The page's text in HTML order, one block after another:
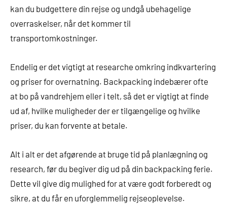
kan du budgettere din rejse og undgå ubehagelige
overraskelser, når det kommer til
transportomkostninger.
Endelig er det vigtigt at researche omkring indkvartering
og priser for overnatning. Backpacking indebærer ofte
at bo på vandrehjem eller i telt, så det er vigtigt at finde
ud af, hvilke muligheder der er tilgængelige og hvilke
priser, du kan forvente at betale.
Alt i alt er det afgørende at bruge tid på planlægning og
research, før du begiver dig ud på din backpacking ferie.
Dette vil give dig mulighed for at være godt forberedt og
sikre, at du får en uforglemmelig rejseoplevelse.